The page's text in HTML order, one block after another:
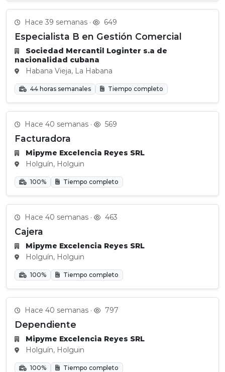
Hace 39 semanas · 649
Especialista B en Gestión Comercial
Sociedad Mercantil Loginter s.a de
nacionalidad cubana
Habana Vieja, La Habana
44 horas semanales Tiempo completo
Hace 40 semanas · 569
Facturadora
Mipyme Excelencia Reyes SRL
Holguín, Holguin
100% Tiempo completo
Hace 40 semanas · 463
Cajera
Mipyme Excelencia Reyes SRL
Holguín, Holguin
100% Tiempo completo
Hace 40 semanas · 797
Dependiente
Mipyme Excelencia Reyes SRL
Holguín, Holguin
100% Tiempo completo